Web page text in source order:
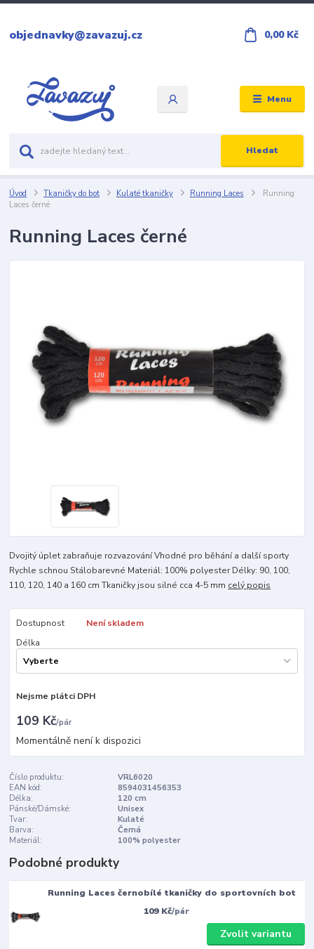
Menu
Hledat
objednavky@zavazuj.cz 0,00 Kč
Úvod Tkaničky do bot Kulaté tkaničky Running Laces
Running
Laces černé
Running Laces černé
Dvojitý úplet zabraňuje rozvazování Vhodné pro běhání a další sporty
Rychle schnou Stálobarevné Materiál: 100% polyester Délky: 90, 100,
110, 120, 140 a 160 cm Tkaničky jsou silné cca 4-5 mm celý popis
Dostupnost
Není skladem
Délka
Nejsme plátci DPH
109 Kč/pár
Momentálně není k dispozici
Číslo produktu:
VRL6020
EAN kód:
8594031456353
Délka:
120 cm
Pánské/Dámské:
Unisex
Tvar:
Kulaté
Barva:
Černá
Materiál:
100% polyester
Podobné produkty
Running Laces černobílé tkaničky do sportovních bot
109 Kč/pár
Zvolit variantu